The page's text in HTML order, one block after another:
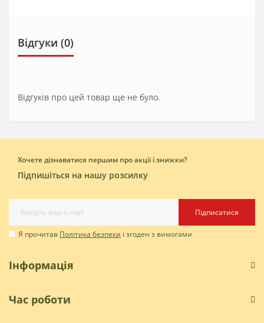
Відгуки (0)
Відгуків про цей товар ще не було.
Хочете дізнаватися першим про акції і знижки?
Підпишіться на нашу розсилку
Підписатися
Я прочитав Політика безпеки і згоден з вимогами
Інформація
Час роботи